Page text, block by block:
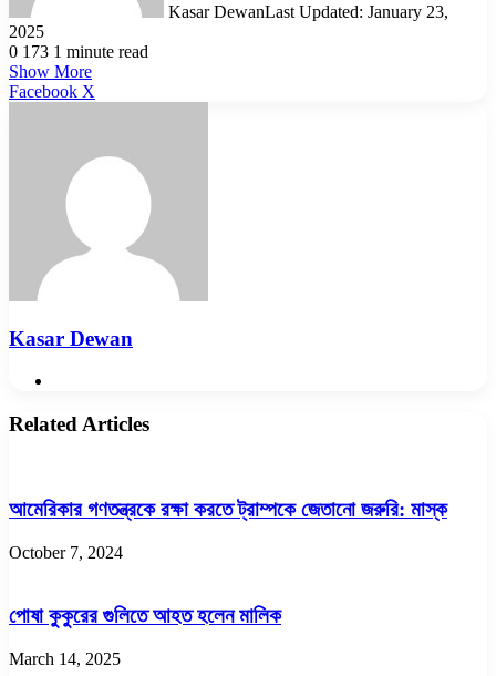
Kasar DewanLast Updated: January 23,
2025
0 173 1 minute read
Show More
Facebook X
Kasar Dewan
Related Articles
আমেরিকার গণতন্ত্রকে রক্ষা করতে ট্রাম্পকে জেতানো জরুরি: মাস্ক
October 7, 2024
পোষা কুকুরের গুলিতে আহত হলেন মালিক
March 14, 2025